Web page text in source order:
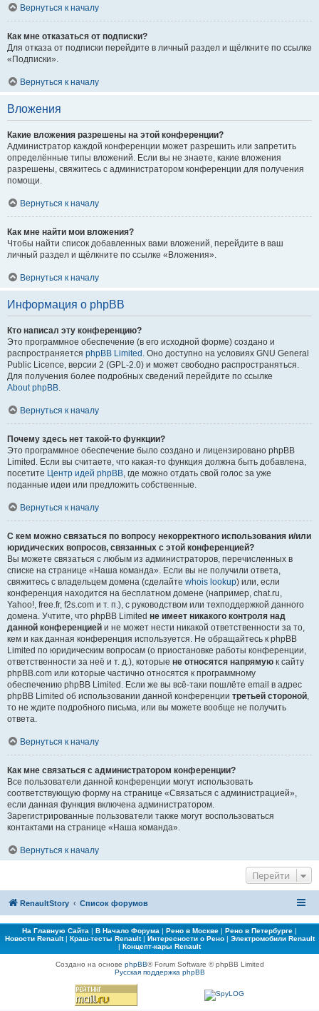
Вернуться к началу
Как мне отказаться от подписки?
Для отказа от подписки перейдите в личный раздел и щёлкните по ссылке
«Подписки».
Вернуться к началу
Вложения
Какие вложения разрешены на этой конференции?
Администратор каждой конференции может разрешить или запретить
определённые типы вложений. Если вы не знаете, какие вложения
разрешены, свяжитесь с администратором конференции для получения
помощи.
Вернуться к началу
Как мне найти мои вложения?
Чтобы найти список добавленных вами вложений, перейдите в ваш
личный раздел и щёлкните по ссылке «Вложения».
Вернуться к началу
Информация о phpBB
Кто написал эту конференцию?
Это программное обеспечение (в его исходной форме) создано и
распространяется phpBB Limited . Оно доступно на условиях GNU General
Public Licence, версии 2 (GPL-2.0) и может свободно распространяться.
Для получения более подробных сведений перейдите по ссылке
About phpBB.
Вернуться к началу
Почему здесь нет такой-то функции?
Это программное обеспечение было создано и лицензировано phpBB
Limited. Если вы считаете, что какая-то функция должна быть добавлена,
посетите Центр идей phpBB, где можно отдать свой голос за уже
поданные идеи или предложить собственные.
Вернуться к началу
С кем можно связаться по вопросу некорректного использования и/или
юридических вопросов, связанных с этой конференцией?
Вы можете связаться с любым из администраторов, перечисленных в
списке на странице «Наша команда». Если вы не получили ответа,
свяжитесь с владельцем домена (сделайте whois lookup) или, если
конференция находится на бесплатном домене (например, chat.ru,
Yahoo!, free.fr, f2s.com и т. п.), с руководством или техподдержкой данного
домена. Учтите, что phpBB Limited не имеет никакого контроля над
данной конференцией и не может нести никакой ответственности за то,
кем и как данная конференция используется. Не обращайтесь к phpBB
Limited по юридическим вопросам (о приостановке работы конференции,
ответственности за неё и т. д.), которые не относятся напрямую к сайту
phpBB.com или которые частично относятся к программному
обеспечению phpBB Limited. Если же вы всё-таки пошлёте email в адрес
phpBB Limited об использовании данной конференции третьей стороной,
то не ждите подробного письма, или вы можете вообще не получить
ответа.
Вернуться к началу
Как мне связаться с администратором конференции?
Все пользователи данной конференции могут использовать
соответствующую форму на странице «Связаться с администрацией»,
если данная функция включена администратором.
Зарегистрированные пользователи также могут воспользоваться
контактами на странице «Наша команда».
Вернуться к началу
Перейти
RenaultStory Список форумов
На Главную Сайта | В Начало Форума | Рено в Москве | Рено в Петербурге |
Новости Renault| Краш-тесты Renault| Интересности о Рено| Электромобили Renault
| Концепт-кары Renault
Создано на основе phpBB® Forum Software © phpBB Limited
Русская поддержка phpBB